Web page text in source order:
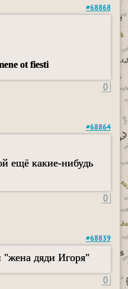
#68868
ot fiesti
0
#68864
ещё какие-нибудь
0
#68839
"жена дяди Игоря"
0